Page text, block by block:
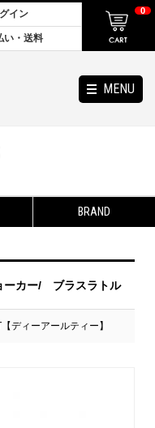
MENU
イン
い・送料
0
BRAND
ーカー/ ブラスラトル
ディーアールティー】